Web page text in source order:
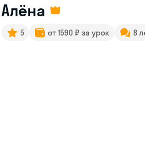
Алёна
5 от 1590 ₽ за урок 8